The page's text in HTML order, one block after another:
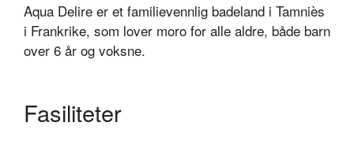
Aqua Delire er et familievennlig badeland i Tamniès
i Frankrike, som lover moro for alle aldre, både barn
over 6 år og voksne.
Fasiliteter